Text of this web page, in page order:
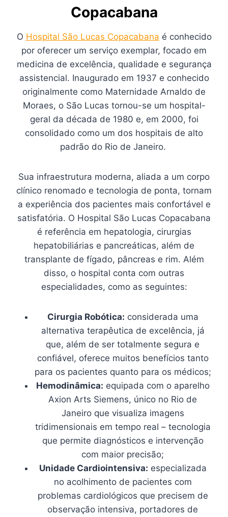
Copacabana
O Hospital São Lucas Copacabana é conhecido
por oferecer um serviço exemplar, focado em
medicina de excelência, qualidade e segurança
assistencial. Inaugurado em 1937 e conhecido
originalmente como Maternidade Arnaldo de
Moraes, o São Lucas tornou-se um hospital-
geral da década de 1980 e, em 2000, foi
consolidado como um dos hospitais de alto
padrão do Rio de Janeiro.
Sua infraestrutura moderna, aliada a um corpo
clínico renomado e tecnologia de ponta, tornam
a experiência dos pacientes mais confortável e
satisfatória. O Hospital São Lucas Copacabana
é referência em hepatologia, cirurgias
hepatobiliárias e pancreáticas, além de
transplante de fígado, pâncreas e rim. Além
disso, o hospital conta com outras
especialidades, como as seguintes:
Cirurgia Robótica: considerada uma
alternativa terapêutica de excelência, já
que, além de ser totalmente segura e
confiável, oferece muitos benefícios tanto
para os pacientes quanto para os médicos;
Hemodinâmica: equipada com o aparelho
Axion Arts Siemens, único no Rio de
Janeiro que visualiza imagens
tridimensionais em tempo real – tecnologia
que permite diagnósticos e intervenção
com maior precisão;
Unidade Cardiointensiva: especializada
no acolhimento de pacientes com
problemas cardiológicos que precisem de
observação intensiva, portadores de